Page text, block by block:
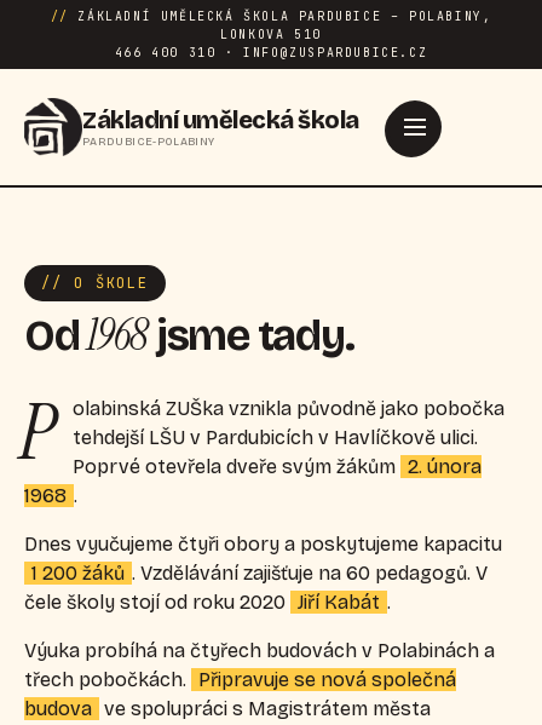
//
ZÁKLADNÍ UMĚLECKÁ ŠKOLA PARDUBICE – POLABINY,
LONKOVA 510
466 400 310 · INFO@ZUSPARDUBICE.CZ
Základní umělecká škola
PARDUBICE-POLABINY
// O ŠKOLE
Od1968jsme tady.
P
olabinská ZUŠka vznikla původně jako pobočka
tehdejší LŠU v Pardubicích v Havlíčkově ulici.
Poprvé otevřela dveře svým žákům 2. února
1968 .
Dnes vyučujeme čtyři obory a poskytujeme kapacitu
1 200 žáků . Vzdělávání zajišťuje na 60 pedagogů. V
čele školy stojí od roku 2020 Jiří Kabát .
Výuka probíhá na čtyřech budovách v Polabinách a
třech pobočkách.
Připravuje se nová společná
budova ve spolupráci s Magistrátem města